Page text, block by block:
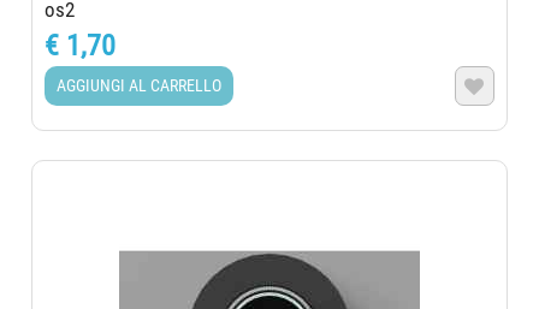
os2
€ 1,70
AGGIUNGI AL CARRELLO 